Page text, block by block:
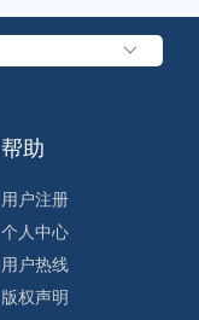
帮助
用户注册
个人中心
用户热线
版权声明